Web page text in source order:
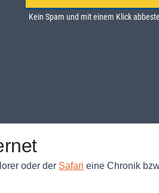
oder der Safari eine Chronik